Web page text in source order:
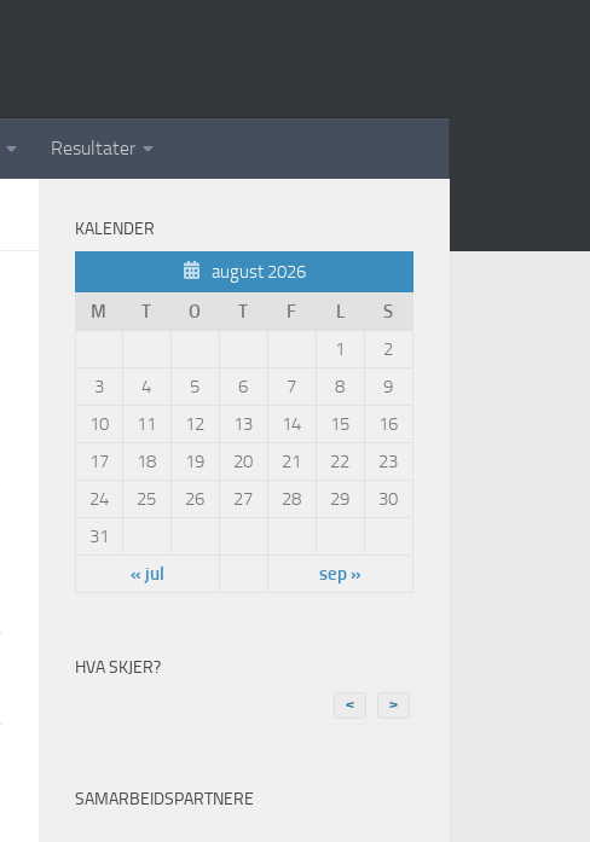
Resultater
KALENDER
august 2026
M
T O T F L
S
1
2
3
4 5 6 7 8
9
10
11 12 13 14 15
16
17
18 19 20 21 22
23
24
25 26 27 28 29
30
31
« jul
sep »
HVA SKJER?
< >
SAMARBEIDSPARTNERE